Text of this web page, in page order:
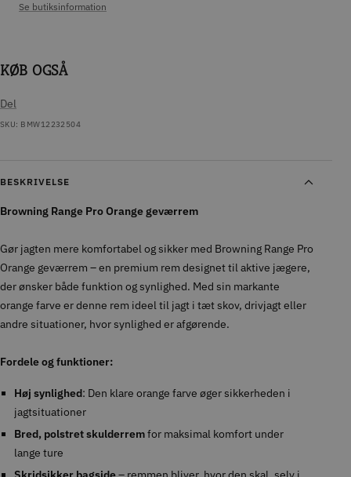
Se butiksinformation
KØB OGSÅ
Del
SKU: BMW12232504
BESKRIVELSE
Browning Range Pro Orange geværrem
Gør jagten mere komfortabel og sikker med Browning Range Pro
Orange geværrem – en premium rem designet til aktive jægere,
der ønsker både funktion og synlighed. Med sin markante
orange farve er denne rem ideel til jagt i tæt skov, drivjagt eller
andre situationer, hvor synlighed er afgørende.
Fordele og funktioner:
Høj synlighed: Den klare orange farve øger sikkerheden i
jagtsituationer
Bred, polstret skulderremfor maksimal komfort under
lange ture